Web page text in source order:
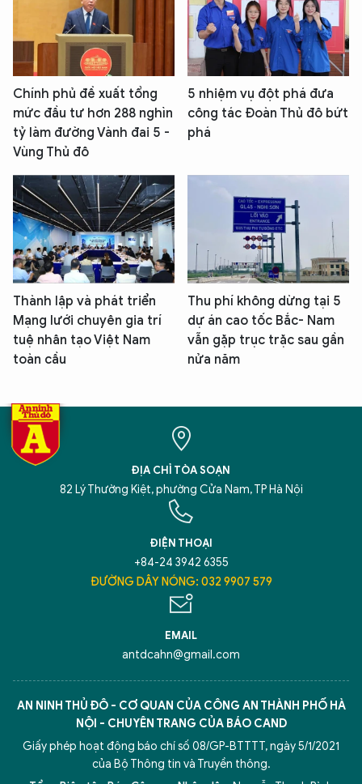
Chính phủ đề xuất tổng
mức đầu tư hơn 288 nghìn
tỷ làm đường Vành đai 5 -
Vùng Thủ đô
5 nhiệm vụ đột phá đưa
công tác Đoàn Thủ đô bứt
phá
Thành lập và phát triển
Mạng lưới chuyên gia trí
tuệ nhân tạo Việt Nam
toàn cầu
Thu phí không dừng tại 5
dự án cao tốc Bắc- Nam
vẫn gặp trục trặc sau gần
nửa năm
ĐỊA CHỈ TÒA SOẠN
82 Lý Thường Kiệt, phường Cửa Nam, TP Hà Nội
ĐIỆN THOẠI
+84-24 3942 6355
ĐƯỜNG DÂY NÓNG: 032 9907 579
EMAIL
antdcahn@gmail.com
AN NINH THỦ ĐÔ - CƠ QUAN CỦA CÔNG AN THÀNH PHỐ HÀ
NỘI - CHUYÊN TRANG CỦA BÁO CAND
Giấy phép hoạt động báo chí số 08/GP-BTTTT, ngày 5/1/2021
của Bộ Thông tin và Truyền thông.